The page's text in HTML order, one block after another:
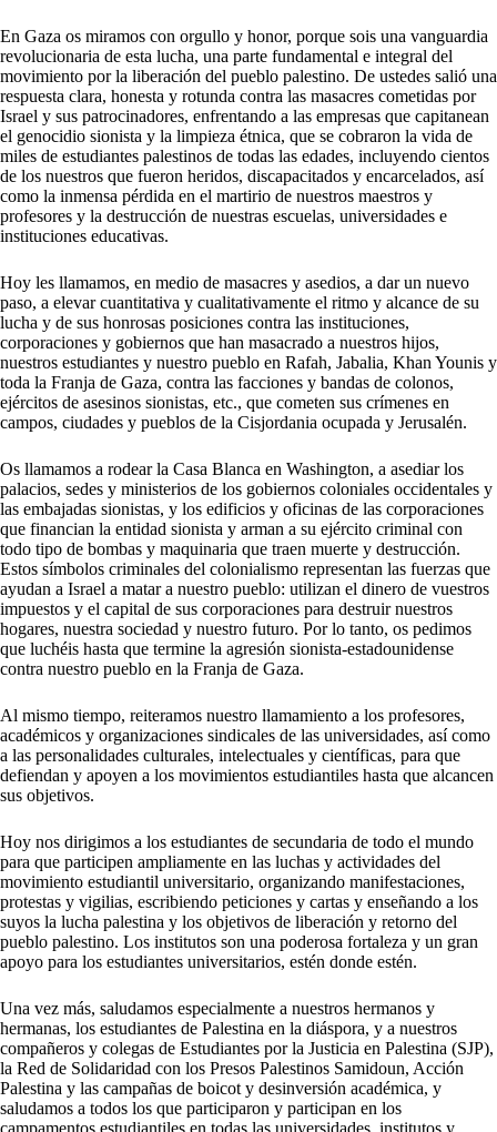
En Gaza os miramos con orgullo y honor, porque sois una vanguardia
revolucionaria de esta lucha, una parte fundamental e integral del
movimiento por la liberación del pueblo palestino. De ustedes salió una
respuesta clara, honesta y rotunda contra las masacres cometidas por
Israel y sus patrocinadores, enfrentando a las empresas que capitanean
el genocidio sionista y la limpieza étnica, que se cobraron la vida de
miles de estudiantes palestinos de todas las edades, incluyendo cientos
de los nuestros que fueron heridos, discapacitados y encarcelados, así
como la inmensa pérdida en el martirio de nuestros maestros y
profesores y la destrucción de nuestras escuelas, universidades e
instituciones educativas.
Hoy les llamamos, en medio de masacres y asedios, a dar un nuevo
paso, a elevar cuantitativa y cualitativamente el ritmo y alcance de su
lucha y de sus honrosas posiciones contra las instituciones,
corporaciones y gobiernos que han masacrado a nuestros hijos,
nuestros estudiantes y nuestro pueblo en Rafah, Jabalia, Khan Younis y
toda la Franja de Gaza, contra las facciones y bandas de colonos,
ejércitos de asesinos sionistas, etc., que cometen sus crímenes en
campos, ciudades y pueblos de la Cisjordania ocupada y Jerusalén.
Os llamamos a rodear la Casa Blanca en Washington, a asediar los
palacios, sedes y ministerios de los gobiernos coloniales occidentales y
las embajadas sionistas, y los edificios y oficinas de las corporaciones
que financian la entidad sionista y arman a su ejército criminal con
todo tipo de bombas y maquinaria que traen muerte y destrucción.
Estos símbolos criminales del colonialismo representan las fuerzas que
ayudan a Israel a matar a nuestro pueblo: utilizan el dinero de vuestros
impuestos y el capital de sus corporaciones para destruir nuestros
hogares, nuestra sociedad y nuestro futuro. Por lo tanto, os pedimos
que luchéis hasta que termine la agresión sionista-estadounidense
contra nuestro pueblo en la Franja de Gaza.
Al mismo tiempo, reiteramos nuestro llamamiento a los profesores,
académicos y organizaciones sindicales de las universidades, así como
a las personalidades culturales, intelectuales y científicas, para que
defiendan y apoyen a los movimientos estudiantiles hasta que alcancen
sus objetivos.
Hoy nos dirigimos a los estudiantes de secundaria de todo el mundo
para que participen ampliamente en las luchas y actividades del
movimiento estudiantil universitario, organizando manifestaciones,
protestas y vigilias, escribiendo peticiones y cartas y enseñando a los
suyos la lucha palestina y los objetivos de liberación y retorno del
pueblo palestino. Los institutos son una poderosa fortaleza y un gran
apoyo para los estudiantes universitarios, estén donde estén.
Una vez más, saludamos especialmente a nuestros hermanos y
hermanas, los estudiantes de Palestina en la diáspora, y a nuestros
compañeros y colegas de Estudiantes por la Justicia en Palestina (SJP),
la Red de Solidaridad con los Presos Palestinos Samidoun, Acción
Palestina y las campañas de boicot y desinversión académica, y
saludamos a todos los que participaron y participan en los
campamentos estudiantiles en todas las universidades, institutos y